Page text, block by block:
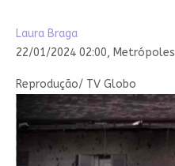
Laura Braga
22/01/2024 02:00, Metrópoles
Reprodução/ TV Globo